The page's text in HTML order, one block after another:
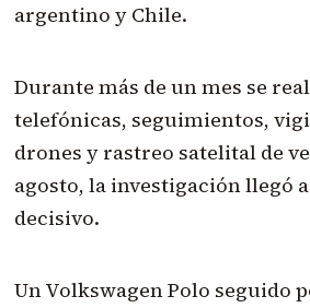
argentino y Chile.
Durante más de un mes se
telefónicas, seguimientos,
drones y rastreo satelital de
agosto, la investigación llegó
decisivo.
Un Volkswagen Polo seguido